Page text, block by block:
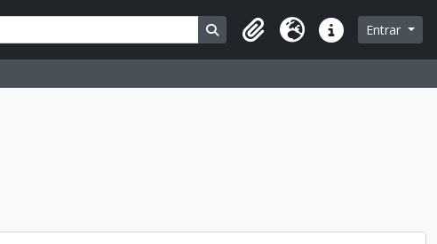
Busque na página de navegação
Área de Transferência
Idioma Atalhos Entrar